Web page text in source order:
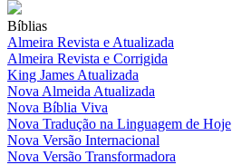
Bíblias
Almeira Revista e Atualizada
Almeira Revista e Corrigida
King James Atualizada
Nova Almeida Atualizada
Nova Bíblia Viva
Nova Tradução na Linguagem de Hoje
Nova Versão Internacional
Nova Versão Transformadora